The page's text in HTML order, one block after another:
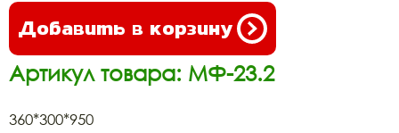
Добавить в корзину
Артикул товара: МФ-23.2
360*300*950